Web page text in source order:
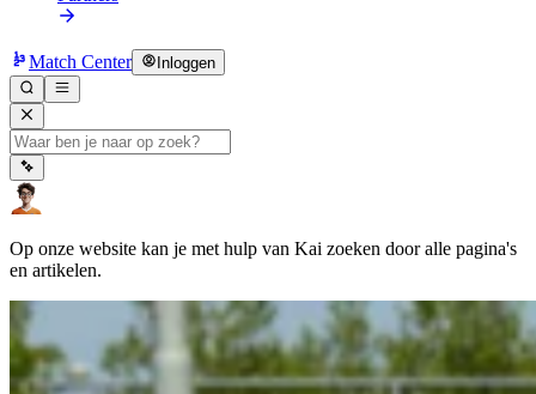
Match Center Inloggen
Op onze website kan je met hulp van Kai zoeken door alle pagina's
en artikelen.